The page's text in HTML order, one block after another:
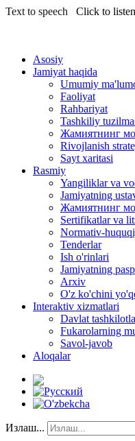
Text to speech Click to
Asosiy
Jamiyat haqida
Umumiy
Faoliyat
Rahbariyat
Tashkiliy
Жамиятнинг
Rivojlanish
Sayt xaritasi
Rasmiy
Yangiliklar va
Jamiyatning
Жамиятнинг
Sertifikatlar va
Normativ-
Tenderlar
Ish o'rinlari
Jamiyatning
Arxiv
O'z ko'chini
Interaktiv xizmatlari
Davlat
Fukarolarning
Savol-javob
Aloqalar
Излаш...